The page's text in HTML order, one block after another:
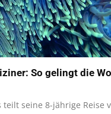
So gelingt die
teilt seine 8-jährige Reise